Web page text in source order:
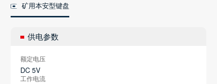
矿用本安型键盘
供电参数
额定电压
DC 5V
工作电流